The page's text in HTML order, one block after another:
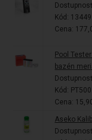
Kód: 13449
Cena:
Pool
bazén
Kód: PT500
Cena:
Aseko